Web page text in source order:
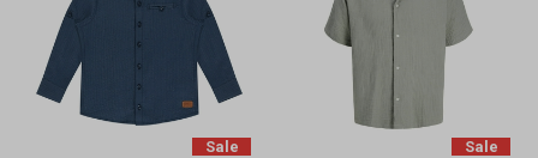
Keez&Co
Sale
Sale